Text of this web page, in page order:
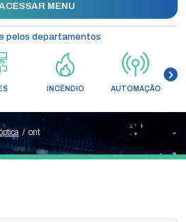
MENU
pelos departamentos
INCÊNDIO AUTOMAÇÃO
/ ont